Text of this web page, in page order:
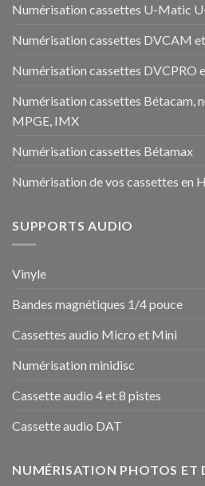
Numérisation cassettes U-Matic
Numérisation cassettes DVCAM
Numérisation cassettes DVCPRO
Numérisation cassettes Bétacam,
MPGE, IMX
Numérisation cassettes Bétamax
Numérisation de vos cassettes en
SUPPORTS AUDIO
Vinyle
Bandes magnétiques 1/4 pouce
Cassettes audio Micro et Mini
Numérisation minidisc
Cassette audio 4 et 8 pistes
Cassette audio DAT
NUMÉRISATION PHOTOS ET